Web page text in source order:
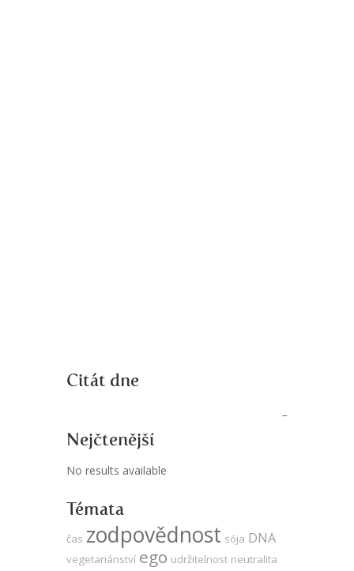
Citát dne
Nejčtenější
No results available
Témata
čas zodpovědnost sója DNA
vegetariánství ego udržitelnost neutralita